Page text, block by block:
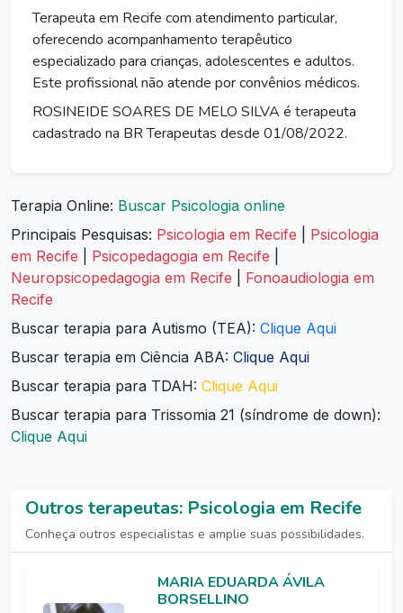
Terapeuta em Recife com atendimento particular,
oferecendo acompanhamento terapêutico
especializado para crianças, adolescentes e adultos.
Este profissional não atende por convênios médicos.
ROSINEIDE SOARES DE MELO SILVA é terapeuta
cadastrado na BR Terapeutas desde 01/08/2022.
Terapia Online: Buscar Psicologia online
Principais Pesquisas: Psicologia em Recife
Psicologia
em Recife
Psicopedagogia em Recife
Neuropsicopedagogia em Recife
Fonoaudiologia em
Recife
Buscar terapia para Autismo (TEA): Clique Aqui
Buscar terapia em Ciência ABA: Clique Aqui
Buscar terapia para TDAH: Clique Aqui
Buscar terapia para Trissomia 21 (síndrome de down):
Clique Aqui
Outros terapeutas: Psicologia em Recife
Conheça outros especialistas e amplie suas possibilidades.
MARIA EDUARDA ÁVILA
BORSELLINO